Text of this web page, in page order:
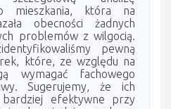
mieszkania, która na
obecności żadnych
problemów z wilgocią.
pewną
które, ze względu na
wymagać fachowego
Sugerujemy, że ich
efektywne przy